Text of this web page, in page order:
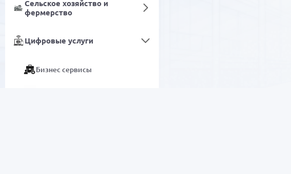
Сельское хозяйство и
фермерство
Цифровые услуги
Бизнес сервисы